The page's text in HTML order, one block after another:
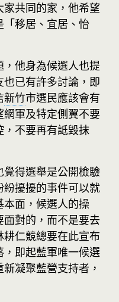
共同的家，他希望
「移居、宜居、怡
他身為候選人也提
已有許多討論，即
新竹市選民應該會有
軍及特定側翼不要
不要再有詆毀抹
得選舉是公開檢驗
擾擾的事件可以就
面，候選人的操
對的，而不是要去
仁競總要在此宣布
即起藍軍唯一候選
凝聚藍營支持者，